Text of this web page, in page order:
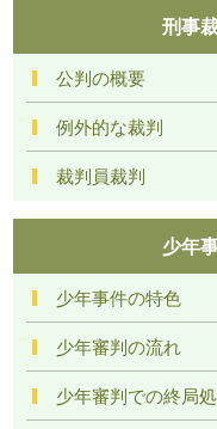
刑事
公判の概要
例外的な裁判
裁判員裁判
少年
少年事件の特色
少年審判の流れ
少年審判での終局